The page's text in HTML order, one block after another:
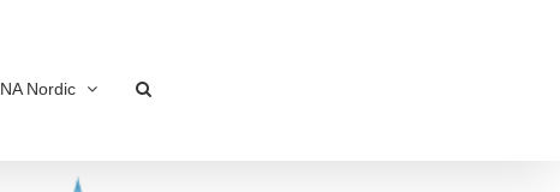
NA Nordic